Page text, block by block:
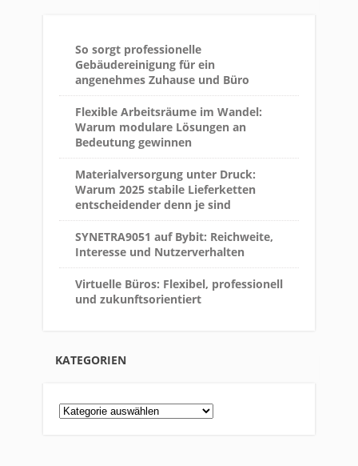
So sorgt professionelle
Gebäudereinigung für ein
angenehmes Zuhause und Büro
Flexible Arbeitsräume im Wandel:
Warum modulare Lösungen an
Bedeutung gewinnen
Materialversorgung unter Druck:
Warum 2025 stabile Lieferketten
entscheidender denn je sind
SYNETRA9051 auf Bybit: Reichweite,
Interesse und Nutzerverhalten
Virtuelle Büros: Flexibel, professionell
und zukunftsorientiert
KATEGORIEN